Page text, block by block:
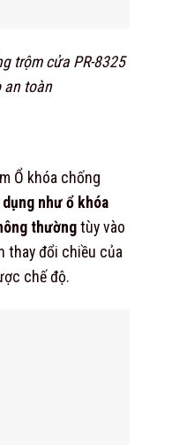
trộm cửa PR-8325
an toàn
Ổ khóa chống
như ổ khóa
thườngtùy vào
thay đổi chiều của
chế độ.